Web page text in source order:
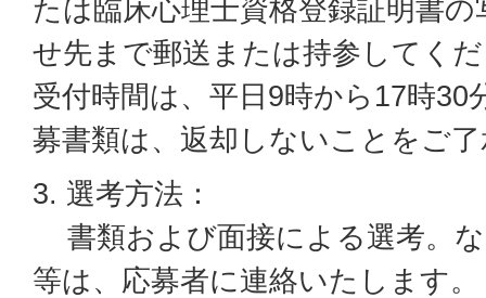
たは臨床心理士資格登録証明書
せ先まで郵送または持参してく
受付時間は、平日9時から17時30
募書類は、返却しないことをご
3. 選考方法：
書類および面接による選考。
等は、応募者に連絡いたします